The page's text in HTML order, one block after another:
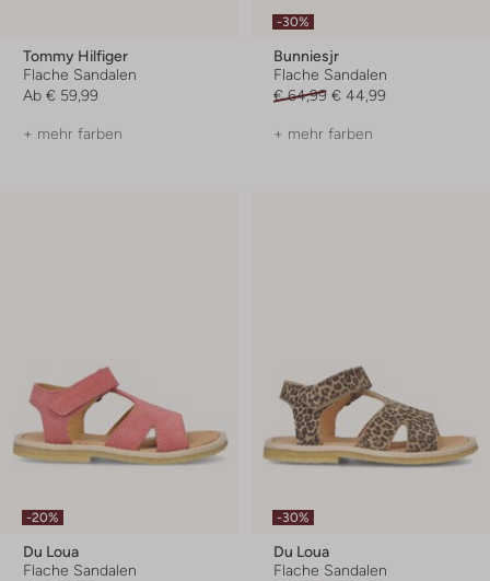
Tommy Hilfiger
Flache Sandalen
Ab € 59,99
+ mehr farben
-30%
Bunniesjr
Flache Sandalen
€ 64,99 € 44,99
+ mehr farben
-20%
Du Loua
Flache Sandalen
-30%
Du Loua
Flache Sandalen